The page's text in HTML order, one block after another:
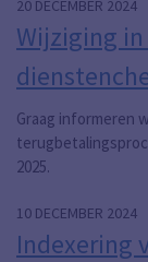
20 DECEMBER 2024
Wijziging
Graag informeren
2025.
10 DECEMBER 2024
Indexering